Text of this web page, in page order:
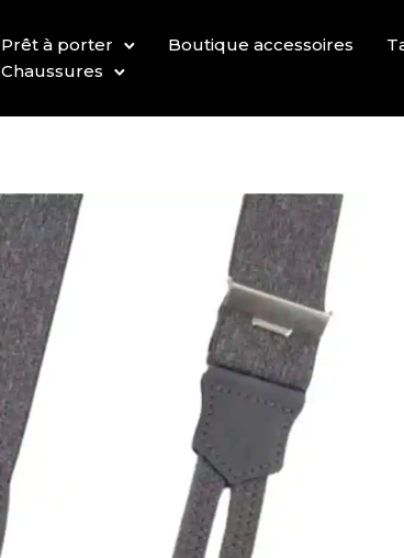
Prêt à porter Boutique accessoires
Chaussures